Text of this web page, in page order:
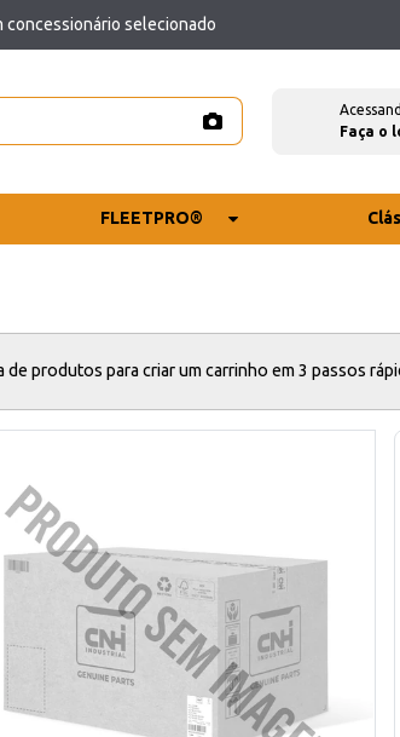
concessionário selecionado
Faça o
FLEETPRO®
de produtos para criar um carrinho em 3 passos